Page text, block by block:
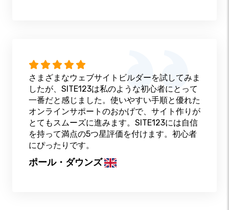
さまざまなウェブサイトビルダーを試してみま
したが、SITE123は私のような初心者にとって
一番だと感じました。使いやすい手順と優れた
オンラインサポートのおかげで、サイト作りが
とてもスムーズに進みます。SITE123には自信
を持って満点の5つ星評価を付けます。初心者
にぴったりです。
ポール・ダウンズ